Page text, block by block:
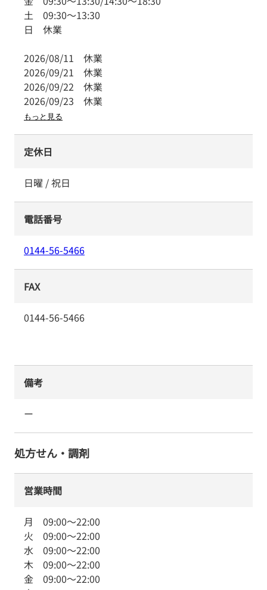
土 09:30～13:30
日 休業
2026/08/11 休業
2026/09/21 休業
2026/09/22 休業
2026/09/23 休業
もっと見る
定休日
日曜 / 祝日
電話番号
0144-56-5466
FAX
0144-56-5466
備考
ー
処方せん・調剤
営業時間
月 09:00～22:00
火 09:00～22:00
水 09:00～22:00
木 09:00～22:00
金 09:00～22:00